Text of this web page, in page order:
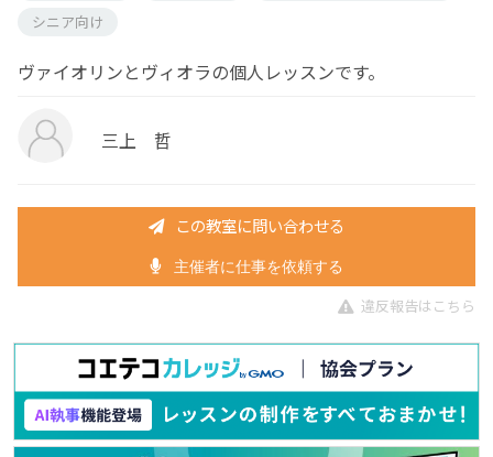
シニア向け
ヴァイオリンとヴィオラの個人レッスンです。
三上 哲
この教室に問い合わせる
主催者に仕事を依頼する
違反報告はこちら